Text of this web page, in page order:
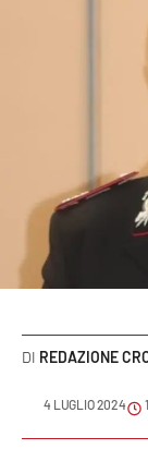
Economia e
Sanità
Sport
Cultura
Podcast
Meteo
REDAZIONE
4 LUGLIO 2024